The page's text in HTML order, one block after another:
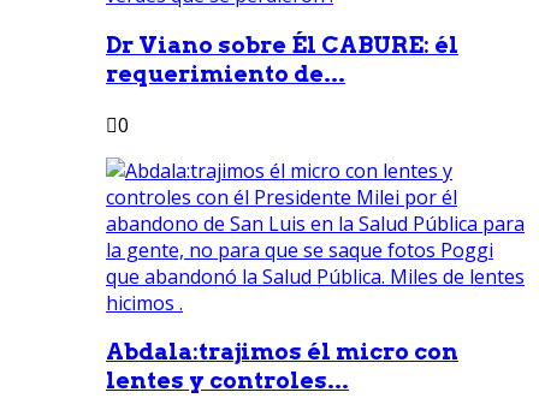
Dr Viano sobre Él CABURE: él
requerimiento de...
0
Abdala:trajimos él micro con
lentes y controles...